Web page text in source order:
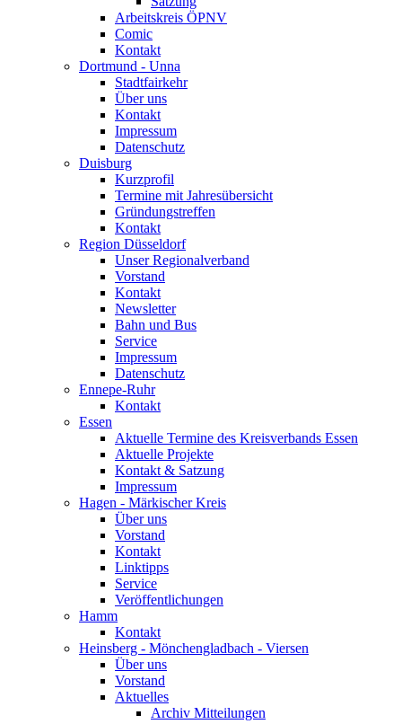
Arbeitskreis ÖPNV
Comic
Kontakt
Dortmund - Unna
Stadtfairkehr
Über uns
Kontakt
Impressum
Datenschutz
Duisburg
Kurzprofil
Termine mit Jahresübersicht
Gründungstreffen
Kontakt
Region Düsseldorf
Unser Regionalverband
Vorstand
Kontakt
Newsletter
Bahn und Bus
Service
Impressum
Datenschutz
Ennepe-Ruhr
Kontakt
Essen
Aktuelle Termine des Kreisverbands Essen
Aktuelle Projekte
Kontakt & Satzung
Impressum
Hagen - Märkischer Kreis
Über uns
Vorstand
Kontakt
Linktipps
Service
Veröffentlichungen
Hamm
Kontakt
Heinsberg - Mönchengladbach - Viersen
Über uns
Vorstand
Aktuelles
Archiv Mitteilungen